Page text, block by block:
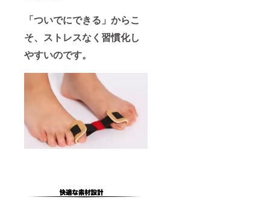
「ついでにできる」からこ
そ、ストレスなく習慣化し
やすいのです。